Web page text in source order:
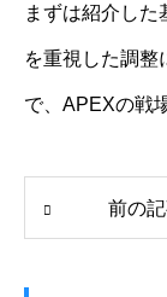
まずは紹介し
を重視した調整
で、APEXの戦
前の